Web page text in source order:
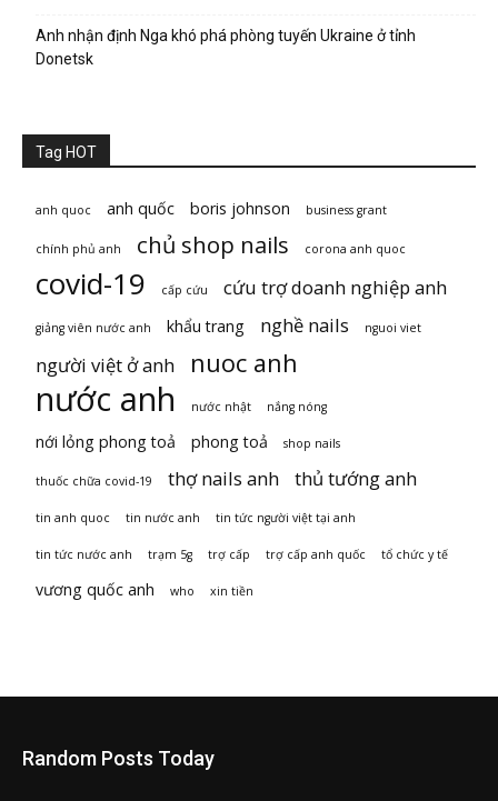
Anh nhận định Nga khó phá phòng tuyến Ukraine ở tỉnh
Donetsk
Tag HOT
anh quoc anh quốc boris johnson business grant
chính phủ anh chủ shop nails corona anh quoc
covid-19 cấp cứu cứu trợ doanh nghiệp anh
giảng viên nước anh khẩu trang nghề nails nguoi viet
người việt ở anh nuoc anh
nước anh nước nhật nắng nóng
nới lỏng phong toả phong toả shop nails
thuốc chữa covid-19 thợ nails anh thủ tướng anh
tin anh quoc tin nước anh tin tức người việt tại anh
tin tức nước anh trạm 5g trợ cấp trợ cấp anh quốc tổ chức y tế
vương quốc anh who xin tiền
Random Posts Today